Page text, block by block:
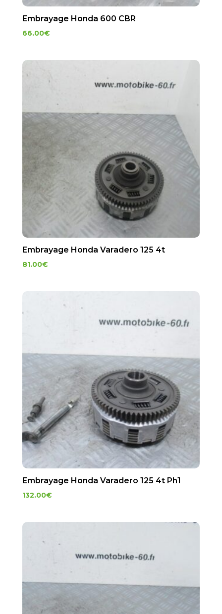
Embrayage Honda 600 CBR
66.00€
Embrayage Honda Varadero 125 4t
81.00€
Embrayage Honda Varadero 125 4t Ph1
132.00€